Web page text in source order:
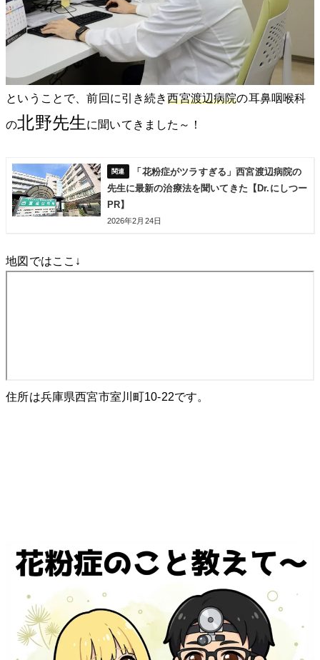
ということで、前回に引き続き西宮渡辺病院の耳鼻咽喉科
の北野先生に聞いてきました～！
「花粉症がツラすぎる」西宮渡辺病院の
先生に最新の治療法を聞いてきた【Dr.にしつー
PR】
2026年2月24日
地図ではここ↓
住所は兵庫県西宮市室川町10-22です。